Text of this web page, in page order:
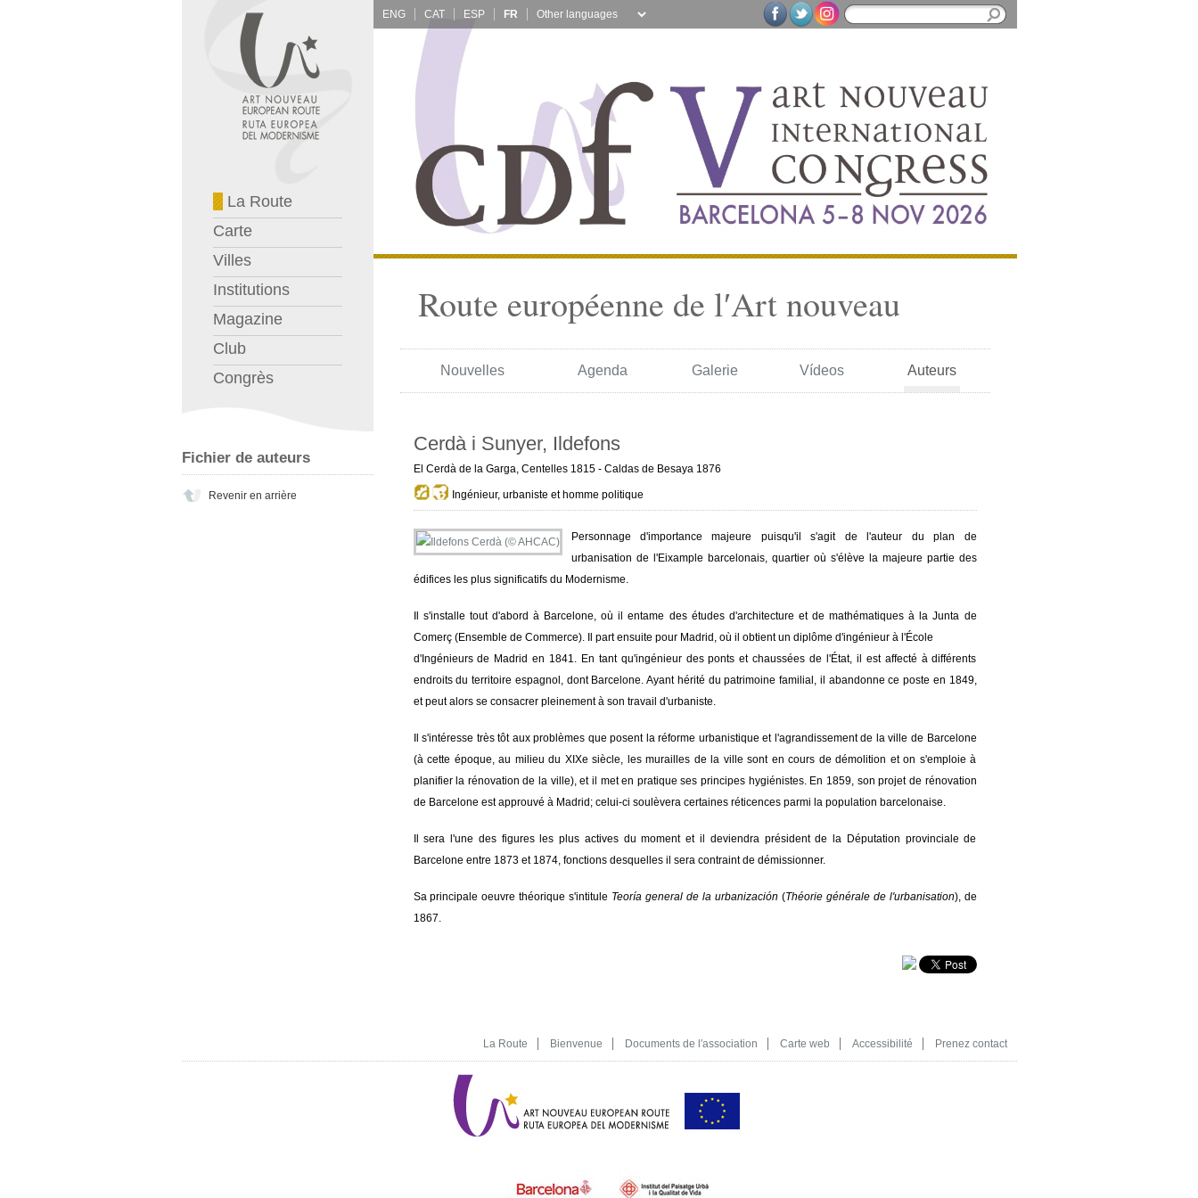
La Route
Carte
Villes
Institutions
Magazine
Club
Congrès
Fichier de auteurs
Revenir en arrière
ENG CAT ESP FR
Route européenne de l′Art nouveau
Nouvelles Agenda Galerie Vídeos Auteurs
Cerdà i Sunyer, Ildefons
El Cerdà de la Garga, Centelles 1815 - Caldas de Besaya 1876
Ingénieur, urbaniste et homme politique
Personnage d'importance majeure puisqu'il s'agit de l'auteur du plan de
urbanisation de l'Eixample barcelonais, quartier où s'élève la majeure partie des
édifices les plus significatifs du Modernisme.
Il s'installe tout d'abord à Barcelone, où il entame des études d'architecture et de mathématiques à la Junta de
Comerç (Ensemble de Commerce). Il part ensuite pour Madrid, où il obtient un diplôme d'ingénieur à l'École
d'Ingénieurs de Madrid en 1841. En tant qu'ingénieur des ponts et chaussées de l'État, il est affecté à différents
endroits du territoire espagnol, dont Barcelone. Ayant hérité du patrimoine familial, il abandonne ce poste en 1849,
et peut alors se consacrer pleinement à son travail d'urbaniste.
Il s'intéresse très tôt aux problèmes que posent la réforme urbanistique et l'agrandissement de la ville de Barcelone
(à cette époque, au milieu du XIXe siècle, les murailles de la ville sont en cours de démolition et on s'emploie à
planifier la rénovation de la ville), et il met en pratique ses principes hygiénistes. En 1859, son projet de rénovation
de Barcelone est approuvé à Madrid; celui-ci soulèvera certaines réticences parmi la population barcelonaise.
Il sera l'une des figures les plus actives du moment et il deviendra président de la Députation provinciale de
Barcelone entre 1873 et 1874, fonctions desquelles il sera contraint de démissionner.
Sa principale oeuvre théorique s'intitule Teoría general de la urbanización (Théorie générale de l'urbanisation), de
1867.
La Route Bienvenue Documents de l′association Carte web Accessibilité Prenez contact